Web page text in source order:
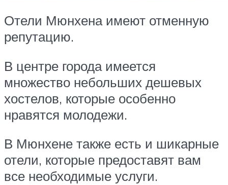
Отели Мюнхена имеют отменную
репутацию.
В центре города имеется
множество небольших дешевых
хостелов, которые особенно
нравятся молодежи.
В Мюнхене также есть и шикарные
отели, которые предоставят вам
все необходимые услуги.